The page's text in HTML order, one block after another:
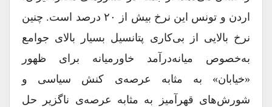
اردن و تونس این نرخ بیش از ۲۰ درصد است. چنین
نرخ بالایی از بی‌کاری پتانسیل بسیار بالای جوامع
به‌خصوص میانه‌درآمد خاورمیانه برای ظهور
«خیابان» به مثابه عرصه‌ی کنش سیاسی و
شورش‌های قهرآمیز به مثابه عرصه‌ی ناگزیر حل